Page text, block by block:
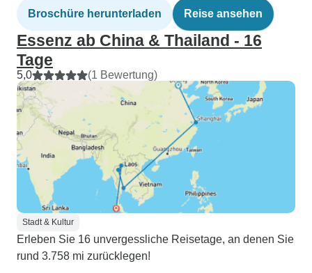
Broschüre herunterladen Reise ansehen
Essenz ab China & Thailand - 16
Tage
5,0 (1 Bewertung)
Stadt & Kultur
Erleben Sie 16 unvergessliche Reisetage, an denen Sie
rund 3.758 mi zurücklegen!